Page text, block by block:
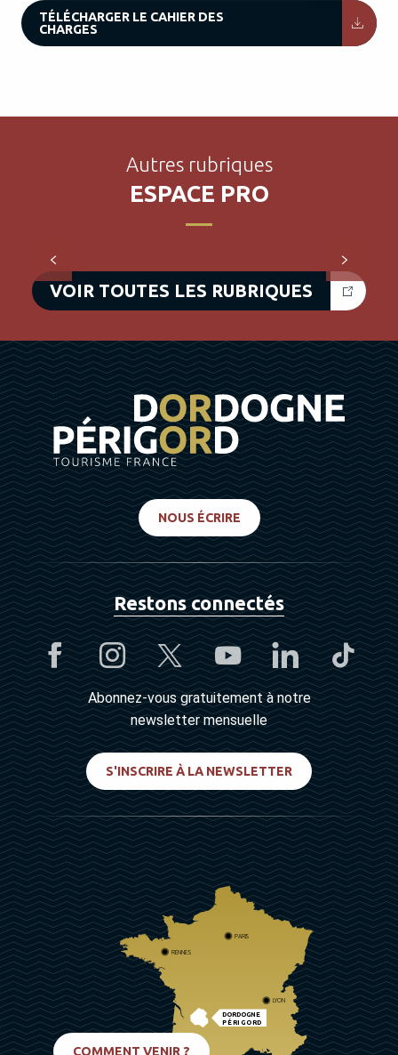
TÉLÉCHARGER LE CAHIER DES
CHARGES
Autres rubriques
ESPACE PRO
Rando Etape Périgord
VOIR TOUTES LES RUBRIQUES
NOUS ÉCRIRE
Restons connectés
Abonnez-vous gratuitement à notre
newsletter mensuelle
S'INSCRIRE À LA NEWSLETTER
DORDOGNE
PÉRIGORD
PARIS
RENNES
LYON
COMMENT VENIR ?